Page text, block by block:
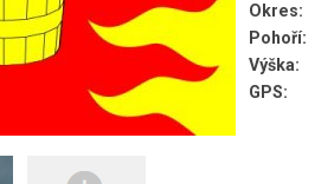
Okres:
Pohoří:
Výška:
GPS: